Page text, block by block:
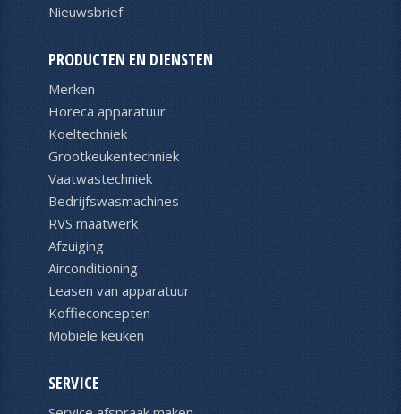
Nieuwsbrief
PRODUCTEN EN DIENSTEN
Merken
Horeca apparatuur
Koeltechniek
Grootkeukentechniek
Vaatwastechniek
Bedrijfswasmachines
RVS maatwerk
Afzuiging
Airconditioning
Leasen van apparatuur
Koffieconcepten
Mobiele keuken
SERVICE